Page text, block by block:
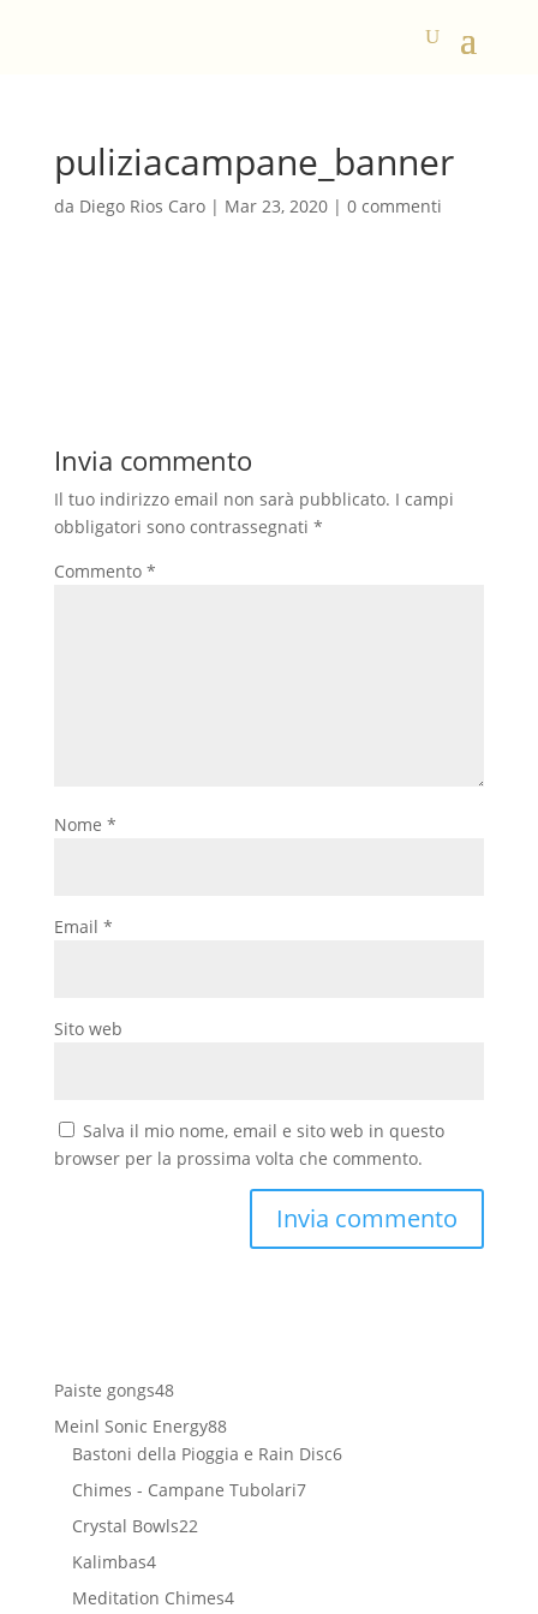
puliziacampane_banner
da Diego Rios Caro| Mar 23, 2020| 0 commenti
Invia commento
Il tuo indirizzo email non sarà pubblicato. I campi
obbligatori sono contrassegnati *
Commento *
Nome *
Email *
Sito web
Salva il mio nome, email e sito web in questo
browser per la prossima volta che commento.
Paiste gongs4848
prodotti
Meinl Sonic Energy8888
prodotti
Bastoni della Pioggia e Rain Disc66
Chimes - Campane Tubolari77
Crystal Bowls2222
Kalimbas44
prodotti
Meditation Chimes44